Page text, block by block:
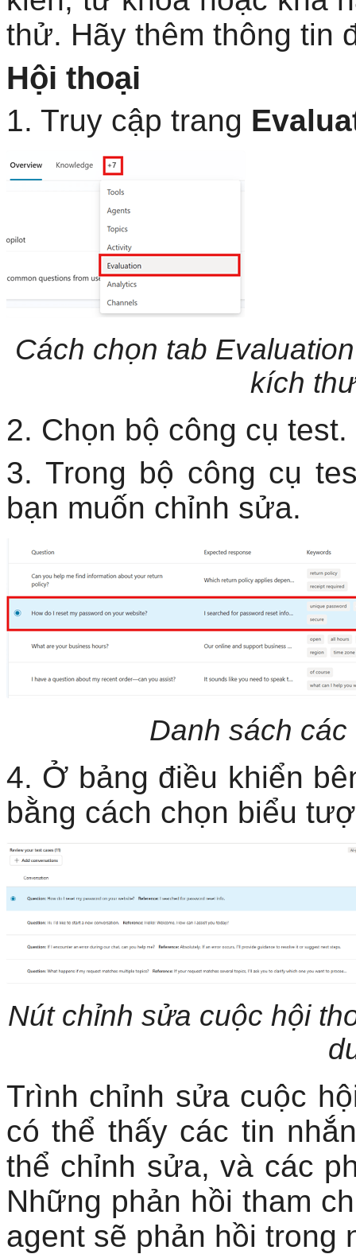
thử. Hãy thêm thông tin
Hội thoại
1. Truy cập trang
Cách chọn tab
kích
2. Chọn bộ công cụ test.
3. Trong bộ công cụ
bạn muốn chỉnh sửa.
Danh sách
4. Ở bảng điều khiển
bằng cách chọn biểu
Nút chỉnh sửa cuộc hội
Trình chỉnh sửa cuộc
có thể thấy các tin
thể chỉnh sửa, và các
Những phản hồi tham
agent sẽ phản hồi trong